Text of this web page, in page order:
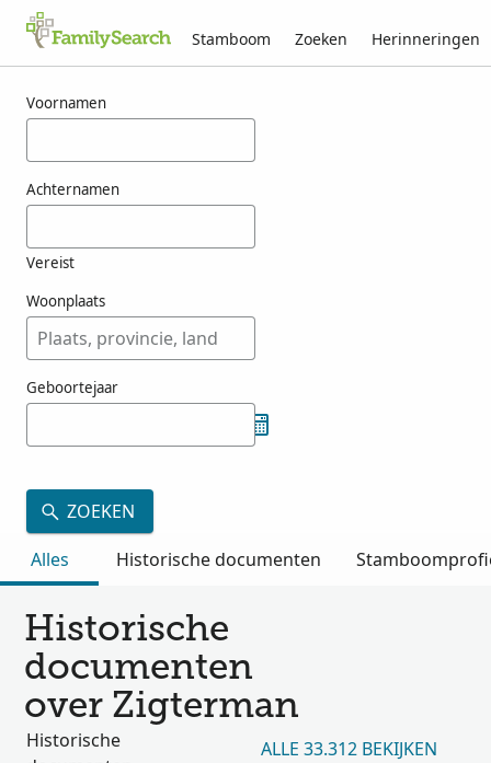
Stamboom Zoeken Herinneringen
Voornamen
Achternamen
Vereist
Woonplaats
Geboortejaar
ZOEKEN
Alles
Historische documenten
Historische
documenten
over Zigterman
Historische
ALLE 33.312 BEKIJKEN